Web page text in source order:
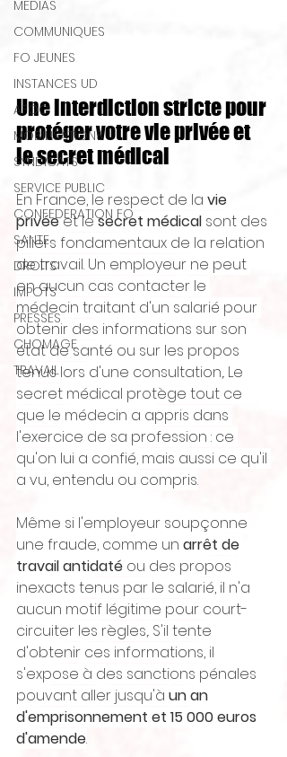
MEDIAS
COMMUNIQUES
FO JEUNES
INSTANCES UD
AFOC
MOBILISATIONS
SYNDICATS
SERVICE PUBLIC
CONFEDERATION FO
SANTE
DROITS
IMPOTS
PRESSES
CHOMAGE
TRAVAIL
Une interdiction stricte pour
protéger votre vie privée et
le secret médical
En France, le respect de la vie
privée et le secret médical sont des
piliers fondamentaux de la relation
de travail. Un employeur ne peut
en aucun cas contacter le
médecin traitant d'un salarié pour
obtenir des informations sur son
état de santé ou sur les propos
tenus lors d'une consultation,. Le
secret médical protège tout ce
que le médecin a appris dans
l'exercice de sa profession : ce
qu'on lui a confié, mais aussi ce qu'il
a vu, entendu ou compris.
Même si l'employeur soupçonne
une fraude, comme un arrêt de
travail antidaté ou des propos
inexacts tenus par le salarié, il n'a
aucun motif légitime pour court-
circuiter les règles,. S'il tente
d'obtenir ces informations, il
s'expose à des sanctions pénales
pouvant aller jusqu'à un an
d'emprisonnement et 15 000 euros
d'amende.